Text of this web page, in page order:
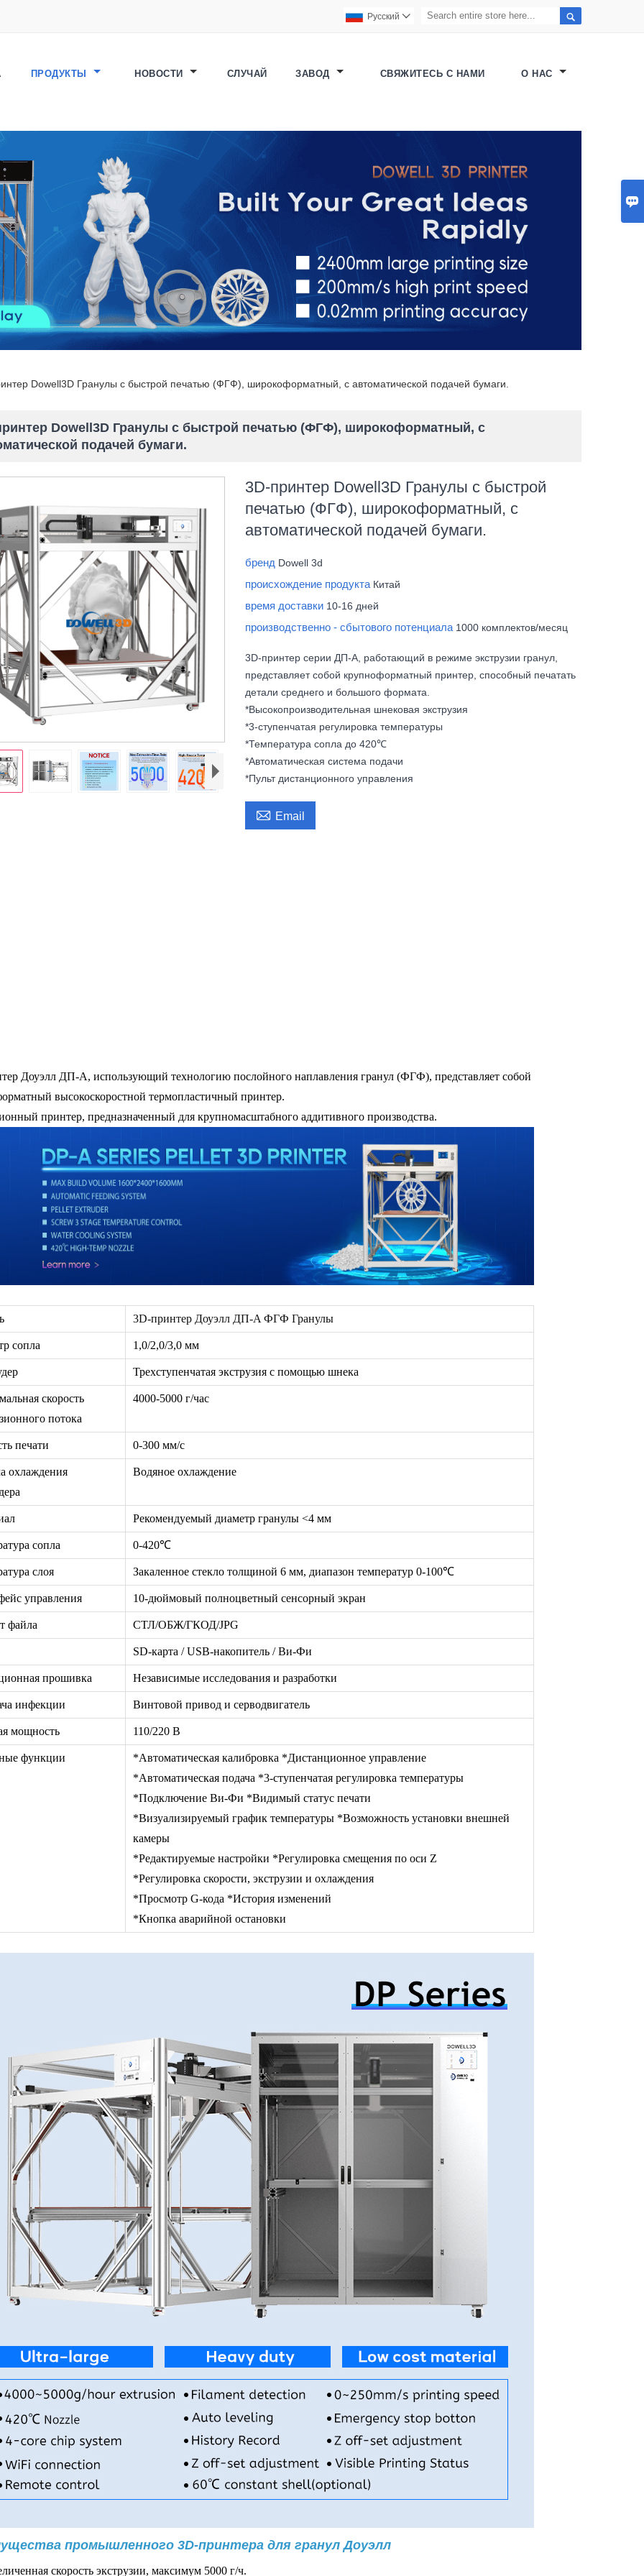


Pусский 
ПРОДУКТЫ НОВОСТИ СЛУЧАЙ ЗАВОД СВЯЖИТЕСЬ С НАМИ О НАС
Dowell3D Гранулы с быстрой печатью (ФГФ), широкоформатный, с автоматической подачей бумаги.
Dowell3D Гранулы с быстрой печатью (ФГФ), широкоформатный, с
подачей бумаги.
3D-принтер Dowell3D Гранулы с быстрой
печатью (ФГФ), широкоформатный, с
автоматической подачей бумаги.
бренд Dowell 3d
происхождение продукта Китай
время доставки 10-16 дней
производственно - сбытового потенциала 1000 комплектов/месяц
3D-принтер серии ДП-A, работающий в режиме экструзии гранул,
представляет собой крупноформатный принтер, способный печатать
детали среднего и большого формата.
*Высокопроизводительная шнековая экструзия
*3-ступенчатая регулировка температуры
*Температура сопла до 420℃
*Автоматическая система подачи
*Пульт дистанционного управления
 Email
Доуэлл ДП-A, использующий технологию послойного наплавления гранул (ФГФ), представляет собой
высокоскоростной термопластичный принтер.
принтер, предназначенный для крупномасштабного аддитивного производства.
3D-принтер Доуэлл ДП-A ФГФ Гранулы
сопла 1,0/2,0/3,0 мм
Трехступенчатая экструзия с помощью шнека
скорость
потока
4000-5000 г/час
печати 0-300 мм/с
охлаждения
Водяное охлаждение
Рекомендуемый диаметр гранулы <4 мм
сопла 0-420℃
слоя Закаленное стекло толщиной 6 мм, диапазон температур 0-100℃
управления 10-дюймовый полноцветный сенсорный экран
файла СТЛ/ОБЖ/ГКОД/JPG
SD-карта / USB-накопитель / Ви-Фи
прошивка Независимые исследования и разработки
инфекции Винтовой привод и серводвигатель
мощность 110/220 В
функции
*Автоматическая калибровка *Дистанционное управление
*Автоматическая подача *3-ступенчатая регулировка температуры
*Подключение Ви-Фи *Видимый статус печати
*Визуализируемый график температуры *Возможность установки внешней
камеры
*Редактируемые настройки *Регулировка смещения по оси Z
*Регулировка скорости, экструзии и охлаждения
*Просмотр G-кода *История изменений
*Кнопка аварийной остановки
промышленного 3D-принтера для гранул Доуэлл
скорость экструзии, максимум 5000 г/ч.